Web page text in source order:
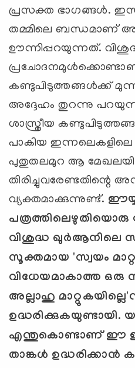
പ്രസക്ത ഭാഗങ്ങള്‍.
തമ്മിലെ ബന്ധമാണ്
ഊന്നിപ്പറയുന്നത്.
കണ്ടുപിടുത്തങ്ങള്‍ക്ക്
അദ്ദേഹം തുറന്നു
ശാസ്ത്രീയ
പാകിയ
പുതുതലമുറ ആ
തിരിച്ചുവരേണ്ടതിന്റെ
വ്യക്തമാക്കുന്നുണ്ട്.
പത്രത്തിലെഴുതിയൊരു
വിശുദ്ധ ഖുര്‍ആനിലെ
സൂക്തമായ 'സ്വയം
വിധേയമാകാത്ത ഒരു
അല്ലാഹു
ഉദ്ധരിക്കുകയുണ്ടായി.
എന്തുകൊണ്ടാണ് ഈ
താങ്കള്‍ ഉദ്ധരിക്കാന്‍